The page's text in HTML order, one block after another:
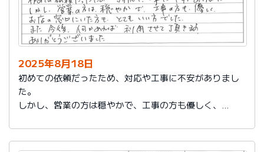
2025年8月18日
初めての依頼だったため、対応や工事に不安がありまし
た。
しかし、営業の方は穏やかで、工事の方も優しく、
また今後、何かあれば利用させて頂きます。
ありがとうございました。